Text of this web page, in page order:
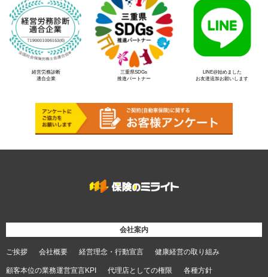
経営労務診断
適合企業
三重県SDGs
推進パートナー
LINE@始めました
お友達追加お願いします
会社案内
ご挨拶 会社概要 経営理念・行動宣言 健康経営の取り組み
顧客本位の業務運営宣言KPI 代理店としての権限
各種方針